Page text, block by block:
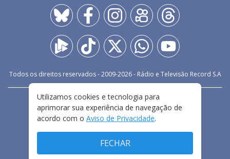
Todos os direitos reservados - 2009-2026- Rádio e Televisão Record S.A
FALE CONOSCO
PRIVACIDADE
TERMOS E CONDIÇÕES DE USO
Utilizamos cookies e tecnologia para
aprimorar sua experiência de navegação de
acordo com o Aviso de Privacidade.
FECHAR